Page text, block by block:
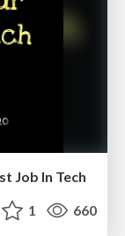
Job In Tech
1 660